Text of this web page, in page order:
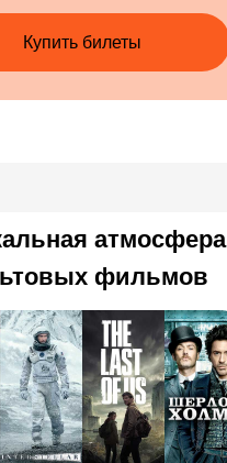
Купить билеты
Купить билеты
атмосфера
фильмов